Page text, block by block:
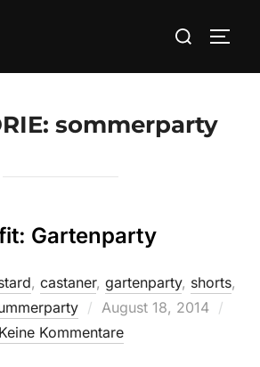
Suchen
sommerparty
Gartenparty
, castaner, gartenparty, shorts,
Veröffentlicht
am
August 18, 2014
Keine Kommentare